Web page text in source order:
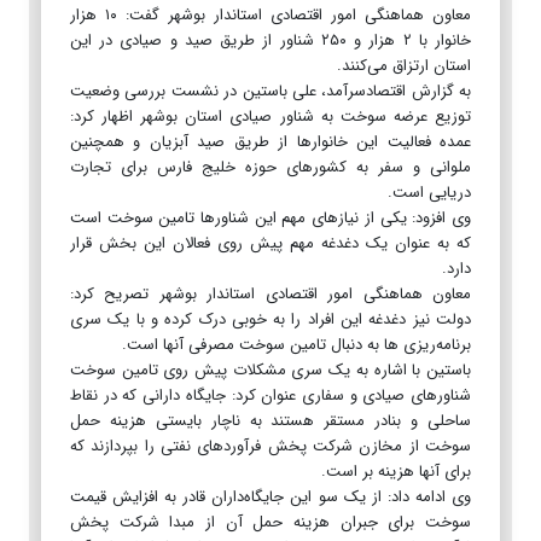
معاون هماهنگی امور اقتصادی استاندار بوشهر گفت: ۱۰ هزار
خانوار با ۲ هزار و ۲۵۰ شناور از طریق صید و صیادی در این
استان ارتزاق می‌کنند.
به گزارش اقتصادسرآمد، علی باستین در نشست بررسی وضعیت
توزیع عرضه سوخت به شناور صیادی استان بوشهر اظهار کرد:
عمده فعالیت این خانوارها از طریق صید آبزیان و همچنین
ملوانی و سفر به کشورهای حوزه خلیج فارس برای تجارت
دریایی است.
وی افزود: یکی از نیازهای مهم این شناورها تامین سوخت است
که به عنوان یک دغدغه مهم پیش روی فعالان این بخش قرار
دارد.
معاون هماهنگی امور اقتصادی استاندار بوشهر تصریح کرد:
دولت نیز دغدغه این افراد را به خوبی درک کرده و با یک سری
برنامه‌ریزی ها به دنبال تامین سوخت مصرفی آنها است.
باستین با اشاره به یک سری مشکلات پیش روی تامین سوخت
شناورهای صیادی و سفاری عنوان کرد: جایگاه دارانی که در نقاط
ساحلی و بنادر مستقر هستند به ناچار بایستی هزینه حمل
سوخت از مخازن شرکت پخش فرآوردهای نفتی را بپردازند که
برای آنها هزینه بر است.
وی ادامه داد: از یک سو این جایگاه‌داران قادر به افزایش قیمت
سوخت برای جبران هزینه حمل آن از مبدا شرکت پخش